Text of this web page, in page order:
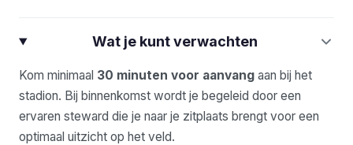
Wat je kunt verwachten
Kom minimaal 30 minuten voor aanvang aan bij het
stadion. Bij binnenkomst wordt je begeleid door een
ervaren steward die je naar je zitplaats brengt voor een
optimaal uitzicht op het veld.